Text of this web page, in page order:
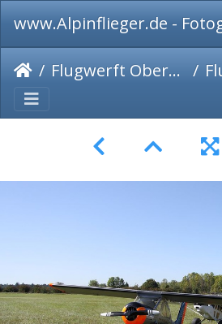
www.Alpinflieger.de -
Flugwerft Oberschleißheim 2019